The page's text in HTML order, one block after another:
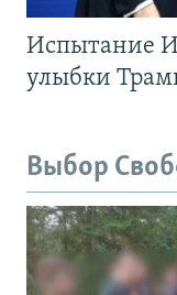
Испытание
улыбки
Выбор